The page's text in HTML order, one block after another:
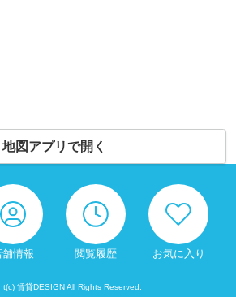
地図アプリで開く
舗情報 閲覧履歴 お気に入り
賃貸DESIGN All Rights Reserved.